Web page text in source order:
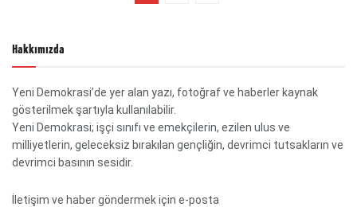
Hakkımızda
Yeni Demokrasi’de yer alan yazı, fotoğraf ve haberler kaynak
gösterilmek şartıyla kullanılabilir.
Yeni Demokrasi; işçi sınıfı ve emekçilerin, ezilen ulus ve
milliyetlerin, geleceksiz bırakılan gençliğin, devrimci tutsakların ve
devrimci basının sesidir.
İletişim ve haber göndermek için e-posta